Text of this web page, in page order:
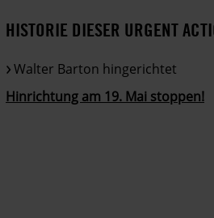
HISTORIE DIESER URGENT
Walter Barton hingerichtet
Hinrichtung am 19. Mai stoppen!